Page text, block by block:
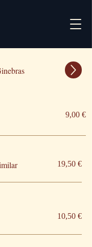
9,00 €
19,50 €
10,50 €